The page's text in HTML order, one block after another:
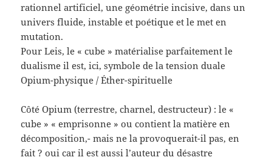
rationnel artificiel, une géométrie incisive, dans un
univers fluide, instable et poétique et le met en
mutation.
Pour Leis, le « cube » matérialise parfaitement le
dualisme il est, ici, symbole de la tension duale
Opium-physique / Éther-spirituelle
Côté Opium (terrestre, charnel, destructeur) : le «
cube » « emprisonne » ou contient la matière en
décomposition,- mais ne la provoquerait-il pas, en
fait ? oui car il est aussi l’auteur du désastre